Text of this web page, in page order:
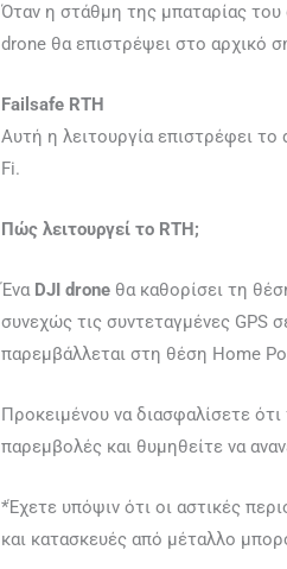
Όταν η στάθμη της μπαταρίας του
drone θα επιστρέψει στο αρχικό
Failsafe RTH
Αυτή η λειτουργία επιστρέφει
Fi.
Πώς λειτουργεί το RTH;
Ένα DJI drone θα καθορίσει τη
συνεχώς τις συντεταγμένες GPS
παρεμβάλλεται στη θέση Home
Προκειμένου να διασφαλίσετε
παρεμβολές και θυμηθείτε να
*Έχετε υπόψιν ότι οι αστικές
και κατασκευές από μέταλλο